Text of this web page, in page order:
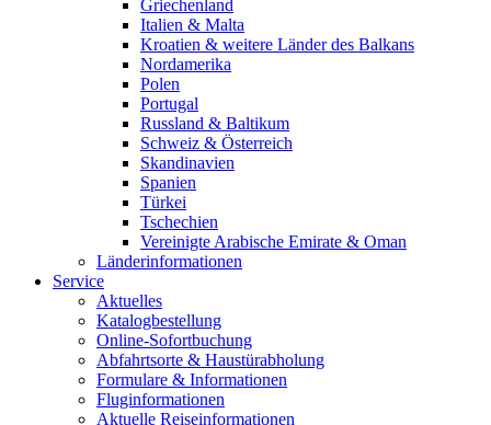
Griechenland
Italien & Malta
Kroatien & weitere Länder des Balkans
Nordamerika
Polen
Portugal
Russland & Baltikum
Schweiz & Österreich
Skandinavien
Spanien
Türkei
Tschechien
Vereinigte Arabische Emirate & Oman
Länderinformationen
Service
Aktuelles
Katalogbestellung
Online-Sofortbuchung
Abfahrtsorte & Haustürabholung
Formulare & Informationen
Fluginformationen
Aktuelle Reiseinformationen